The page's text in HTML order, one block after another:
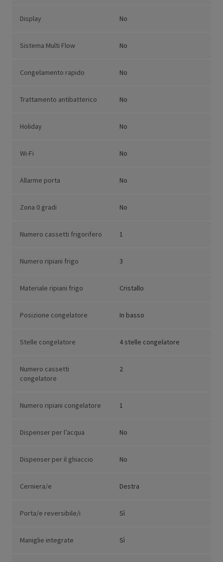
Display No
Sistema Multi Flow No
Congelamento rapido No
Trattamento antibatterico No
Holiday No
Wi-Fi No
Allarme porta No
Zona 0 gradi No
Numero cassetti frigorifero 1
Numero ripiani frigo 3
Materiale ripiani frigo Cristallo
Posizione congelatore In basso
Stelle congelatore 4 stelle congelatore
Numero cassetti
congelatore
2
Numero ripiani congelatore 1
Dispenser per l’acqua No
Dispenser per il ghiaccio No
Cerniera/e Destra
Porta/e reversibile/i Sì
Maniglie integrate Sì